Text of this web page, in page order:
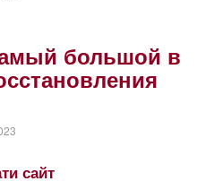
большой в
сайт